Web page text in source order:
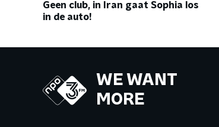
Geen club, in Iran gaat Sophia los
in de auto!
WE WANT
MORE